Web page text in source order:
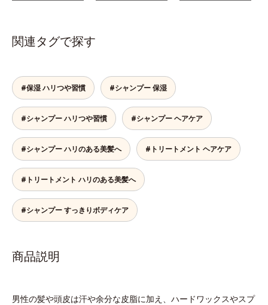
関連タグで探す
#保湿 ハリつや習慣 #シャンプー 保湿
#シャンプー ハリつや習慣 #シャンプー ヘアケア
#シャンプー ハリのある美髪へ #トリートメント ヘアケア
#トリートメント ハリのある美髪へ
#シャンプー すっきりボディケア
商品説明
男性の髪や頭皮は汗や余分な皮脂に加え、ハードワックスやスプ